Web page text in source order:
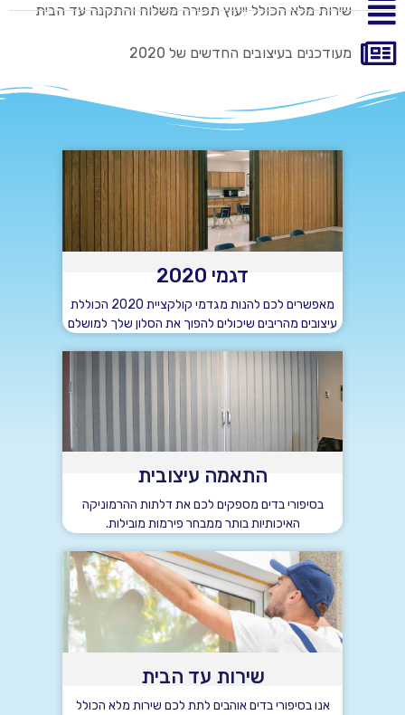
שירות מלא הכולל ייעוץ תפירה משלוח והתקנה עד הבית
מעודכנים בעיצובים החדשים של 2020
דגמי 2020
מאפשרים לכם להנות מגדמי קולקציית 2020 הכוללת
עיצובים מהריבים שיכולים להפוך את הסלון שלך למושלם
התאמה עיצובית
בסיפורי בדים מספקים לכם את דלתות ההרמוניקה
האיכותיות בותר ממבחר פירמות מובילות.
שירות עד הבית
אנו בסיפורי בדים אוהבים לתת לכם שירות מלא הכולל